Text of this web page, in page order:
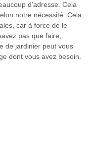
d’adresse. Cela
notre nécessité. Cela
car à force de le
pas que faire,
de jardinier peut vous
dont vous avez besoin.